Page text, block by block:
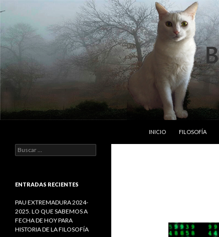
INICIO
FILOSOFÍA
B
u
a
:
ENTRADAS RECIENTES
PAU EXTREMADURA 2024-
2025. LO QUE SABEMOS A
FECHA DE HOY PARA
HISTORIA DE LA FILOSOFÍA